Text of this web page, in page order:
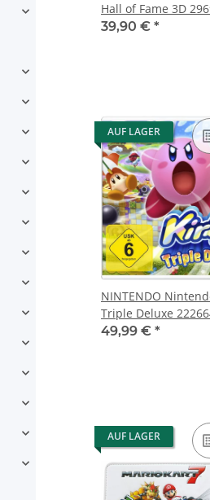
Hall of Fame 3D
39,90 € *
AUF LAGER
NINTENDO
Triple Deluxe
49,99 € *
AUF LAGER